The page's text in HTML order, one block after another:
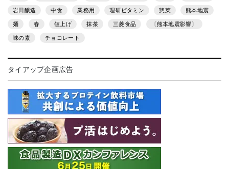
岩田醸造 中食 業務用 理研ビタミン 惣菜 熊本地震
麺 春 値上げ 抹茶 三菱食品 〔熊本地震影響〕
味の素 チョコレート
タイアップ企画広告